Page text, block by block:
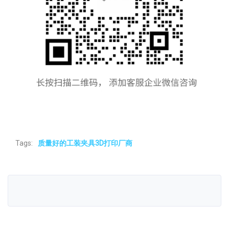
Tags: 质量好的工装夹具3D打印厂商